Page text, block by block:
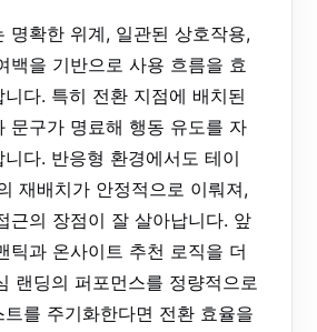
명확한 위계, 일관된 상호작용,
백을 기반으로 사용 흐름을 효
다. 특히 전환 지점에 배치된
문구가 명료해 행동 유도를 자
다. 반응형 환경에서도 테이
재배치가 안정적으로 이뤄져,
근의 장점이 잘 살아납니다. 앞
틱과 온사이트 추천 로직을 더
랜딩의 퍼포먼스를 정량적으로
를 주기화한다면 전환 효율을